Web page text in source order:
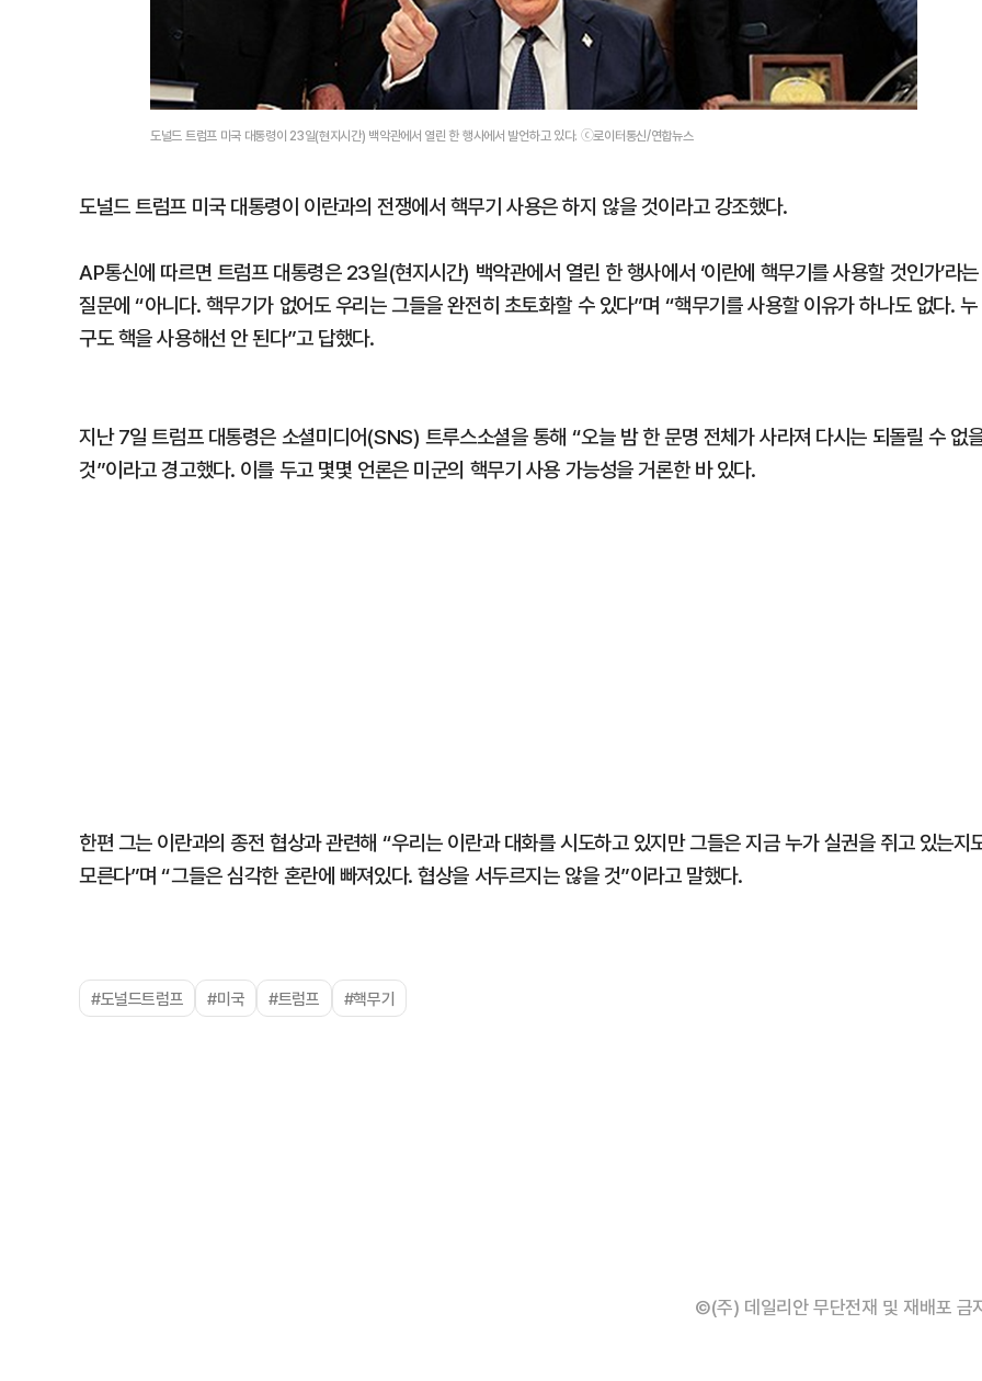
도널드 트럼프 미국 대통령이 23일(현지시간) 백악관에서 열린 한 행사에서 발언하고 있다. ⓒ로이터통신/연합뉴스
도널드 트럼프 미국 대통령이 이란과의 전쟁에서 핵무기 사용은 하지 않을 것이라고 강조했다.
AP통신에 따르면 트럼프 대통령은 23일(현지시간) 백악관에서 열린 한 행사에서 ‘이란에 핵무기를 사용할 것인가’라는
질문에 “아니다. 핵무기가 없어도 우리는 그들을 완전히 초토화할 수 있다”며 “핵무기를 사용할 이유가 하나도 없다. 누
구도 핵을 사용해선 안 된다”고 답했다.
지난 7일 트럼프 대통령은 소셜미디어(SNS) 트루스소셜을 통해 “오늘 밤 한 문명 전체가 사라져 다시는 되돌릴 수 없
것”이라고 경고했다. 이를 두고 몇몇 언론은 미군의 핵무기 사용 가능성을 거론한 바 있다.
한편 그는 이란과의 종전 협상과 관련해 “우리는 이란과 대화를 시도하고 있지만 그들은 지금 누가 실권을 쥐고 있는지
모른다”며 “그들은 심각한 혼란에 빠져있다. 협상을 서두르지는 않을 것”이라고 말했다.
#도널드트럼프 #미국 #트럼프 #핵무기
©(주) 데일리안 무단전재 및 재배포 금